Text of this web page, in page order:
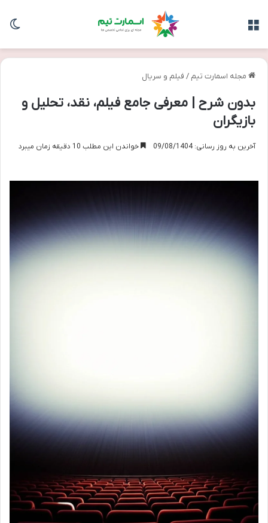
مجله اسمارت تیم / فیلم و سریال
بدون شرح | معرفی جامع فیلم، نقد، تحلیل و
بازیگران
آخرین به روز رسانی: 09/08/1404 خواندن این مطلب 10 دقیقه زمان میبرد